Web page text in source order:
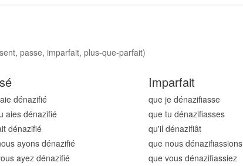
passe, imparfait, plus-que-parfait)
dénazifié
aies dénazifié
dénazifié
ayons dénazifié
ayez dénazifié
Imparfait
que je dénazifiasse
que tu dénazifiasses
qu'il dénazifiât
que nous dénazifiassions
que vous dénazifiassiez